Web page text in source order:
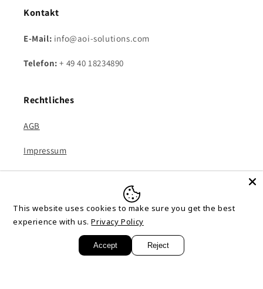
Kontakt
E-Mail: info@aoi-solutions.com
Telefon:+ 49 40 18234890
Rechtliches
AGB
Impressum
Datenschutzerklärung
Versandkosten
This website uses cookies to make sure you get the best
experience with us. Privacy Policy
Accept Reject